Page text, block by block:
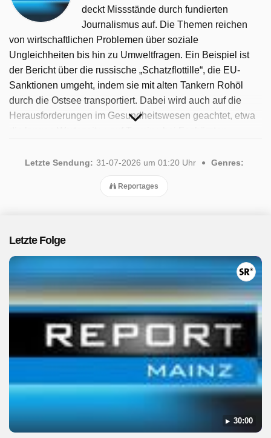
deckt Missstände durch fundierten
Journalismus auf. Die Themen reichen
von wirtschaftlichen Problemen über soziale
Ungleichheiten bis hin zu Umweltfragen. Ein Beispiel ist
der Bericht über die russische „Schatzflottille“, die EU-
Sanktionen umgeht, indem sie mit alten Tankern Rohöl
durch die Ostsee transportiert. Dabei wird auch auf die
Herausforderungen im Gesundheitswesen geachtet, etwa
um diese Themen aufzudecken. Seit 2025 ist die Sendung
verfügbar. Insgesamt wurden 36 Folgen ausgestrahlt, die
Letzte Sendung: 31-07-2026 um 01:20 Uhr Genres:
Reportages
Letzte Folge
30:00